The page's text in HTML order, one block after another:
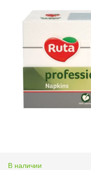
В наличии